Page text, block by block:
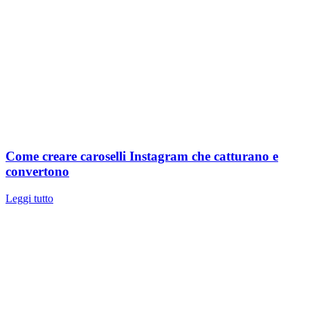
Come creare caroselli Instagram che catturano e
convertono
Leggi tutto